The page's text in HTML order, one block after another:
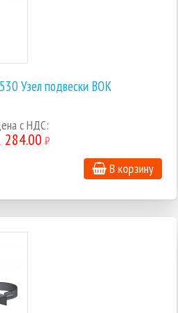
Узел подвески ВОК
с НДС:
284.00 ₽
В корзину